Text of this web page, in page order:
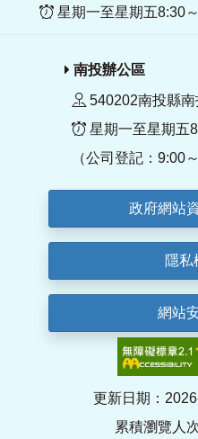
星期一至星期五8:30
南投辦公區
540202南投縣
星期一至星期五
（公司登記：9:00
政府網站
隱私
網站
更新日期：
累積瀏覽人